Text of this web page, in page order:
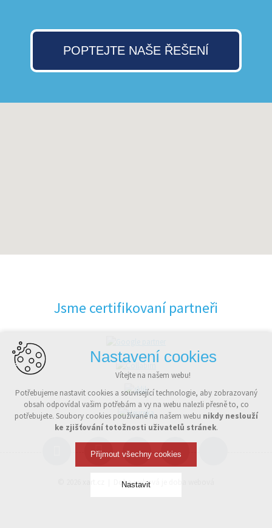
POPTEJTE NAŠE ŘEŠENÍ
Jsme certifikovaní partneři
Doba webová je doba webová
Nastavení cookies
Vítejte na našem webu!
Potřebujeme nastavit cookies a související technologie, aby zobrazovaný
obsah odpovídal vašim potřebám a vy na webu nalezli přesně to, co
potřebujete. Soubory cookies používané na našem webu nikdy neslouží
ke zjišťování totožnosti uživatelů stránek.
Přijmout všechny cookies
Nastavit